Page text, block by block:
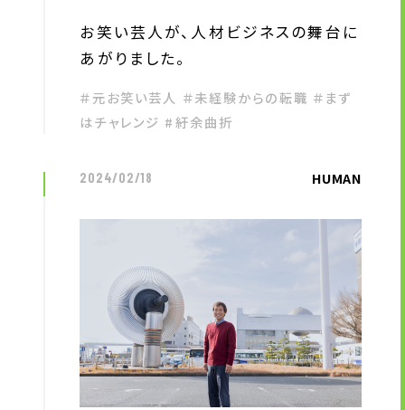
WEB お問い合わせ
資料請求
新卒採用に関して
PR・ホームページに関して
サステナビリティ
お笑い芸人が、人材ビジネスの舞台に
あがりました。
＃元お笑い芸人 ＃未経験からの転職 ＃まず
はチャレンジ #紆余曲折
HUMAN
2024/02/18